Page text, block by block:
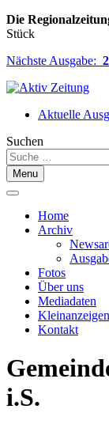
Die
Stück
Nächste Ausgabe:
Aktuelle
Suchen
Menu
Home
Archiv
Fotos
Über uns
Mediadaten
Kleinanzeigen
Kontakt
i.S.